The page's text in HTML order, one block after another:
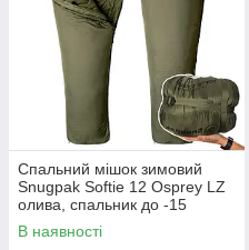
Спальний мішок зимовий
Snugpak Softie 12 Osprey LZ
олива, спальник до -15
В наявності